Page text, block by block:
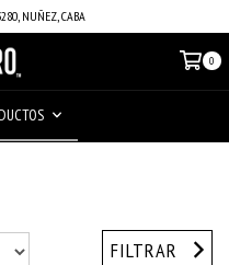
NUÑEZ, CABA
0
FILTRAR